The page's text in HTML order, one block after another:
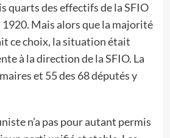
quarts des effectifs de la SFIO
1920. Mais alors que la majorité
ce choix, la situation était
à la direction de la SFIO. La
et 55 des 68 députés y
n’a pas pour autant permis